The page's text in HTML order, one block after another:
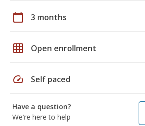
calendar_today 3 months
grid_on Open enrollment
speed Self paced
Have a question?
We're here to help